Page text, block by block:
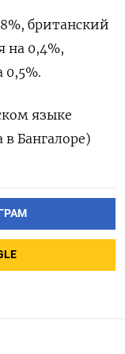
британский
на 0,4%,
0,5%.
языке
Бангалоре)